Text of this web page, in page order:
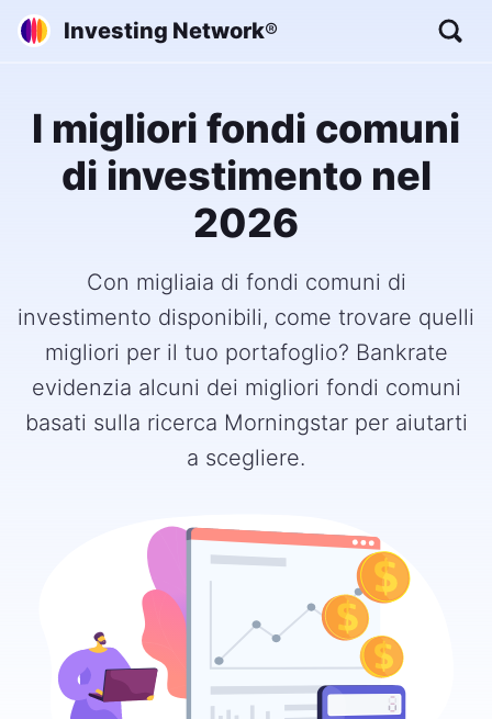
Investing Network®
I migliori fondi comuni
di investimento nel
2026
Con migliaia di fondi comuni di
investimento disponibili, come trovare quelli
migliori per il tuo portafoglio? Bankrate
evidenzia alcuni dei migliori fondi comuni
basati sulla ricerca Morningstar per aiutarti
a scegliere.